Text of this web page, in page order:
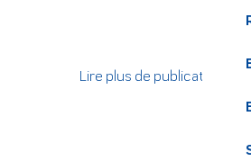
Lire plus de publications